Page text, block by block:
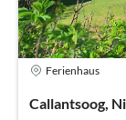
Ferienhaus
Callantsoog,